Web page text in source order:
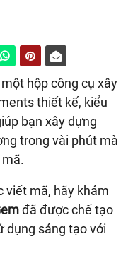
hộp công cụ xây
thiết kế, kiểu
bạn xây dựng
trong vài phút mà
viết mã, hãy khám
đã được chế tạo
dụng sáng tạo với